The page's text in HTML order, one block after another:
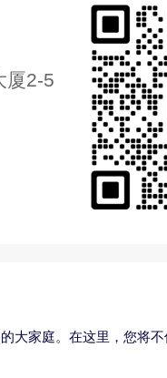
厦2-5
大家庭。在这里，您将